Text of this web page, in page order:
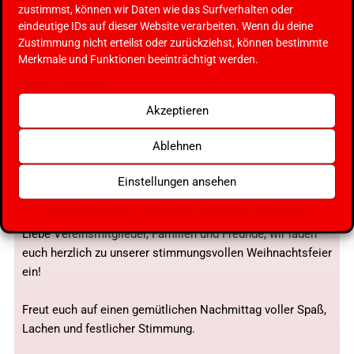
zustimmst, können wir Daten wie das Surfverhalten oder
eindeutige IDs auf dieser Website verarbeiten. Wenn du deine
Zustimmung nicht erteilst oder zurückziehst, können bestimmte
Merkmale und Funktionen beeinträchtigt werden.
Akzeptieren
Ablehnen
Einstellungen ansehen
Liebe Vereinsmitglieder, Familien und Freunde, wir laden
euch herzlich zu unserer stimmungsvollen Weihnachtsfeier
ein!
Freut euch auf einen gemütlichen Nachmittag voller Spaß,
Lachen und festlicher Stimmung.